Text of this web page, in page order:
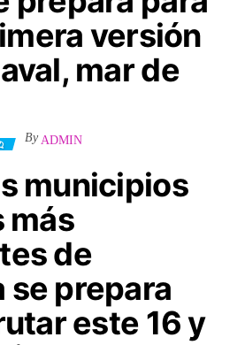
versión
mar de
By ADMIN
municipios
más
de
se prepara
este 16 y